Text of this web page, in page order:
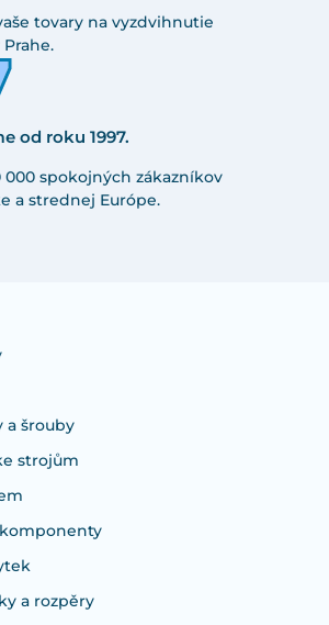
tovary na vyzdvihnutie
od roku 1997.
000 spokojných zákazníkov
a strednej Európe.
a šrouby
strojům
a rozpěry